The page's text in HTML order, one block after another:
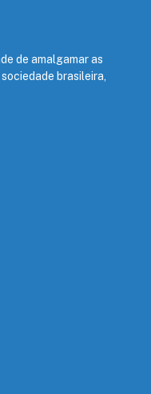
de amalgamar as
brasileira,